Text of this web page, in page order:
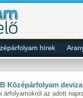
hírek
Középárfolyam
árfolyamokról az adott